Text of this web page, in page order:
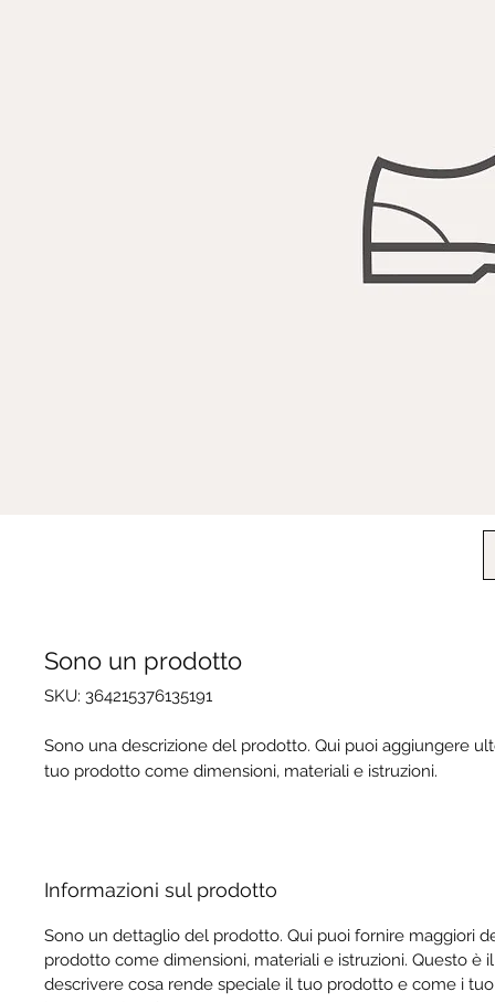
Sono un prodotto
SKU: 364215376135191
Sono una descrizione del prodotto. Qui puoi aggiungere
tuo prodotto come dimensioni, materiali e istruzioni.
Informazioni sul prodotto
Sono un dettaglio del prodotto. Qui puoi fornire maggiori
prodotto come dimensioni, materiali e istruzioni. Questo è
descrivere cosa rende speciale il tuo prodotto e come i